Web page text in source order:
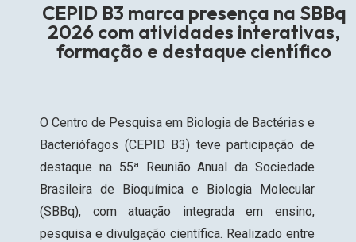
CEPID B3 marca presença na SBBq
2026 com atividades interativas,
formação e destaque científico
O Centro de Pesquisa em Biologia de Bactérias e
Bacteriófagos (CEPID B3) teve participação de
destaque na 55ª Reunião Anual da Sociedade
Brasileira de Bioquímica e Biologia Molecular
(SBBq), com atuação integrada em ensino,
pesquisa e divulgação científica. Realizado entre